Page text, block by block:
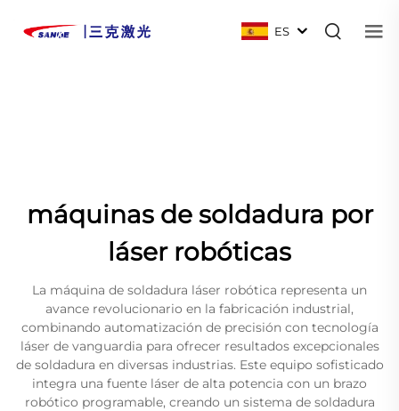
ES
máquinas de soldadura por
láser robóticas
La máquina de soldadura láser robótica representa un
avance revolucionario en la fabricación industrial,
combinando automatización de precisión con tecnología
láser de vanguardia para ofrecer resultados excepcionales
de soldadura en diversas industrias. Este equipo sofisticado
integra una fuente láser de alta potencia con un brazo
robótico programable, creando un sistema de soldadura